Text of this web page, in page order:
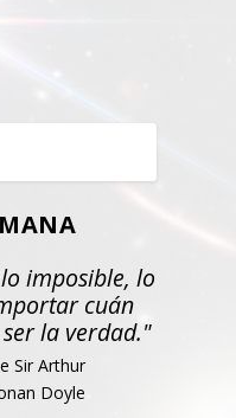
imposible, lo
cuán
la verdad."
Sir Arthur
Doyle